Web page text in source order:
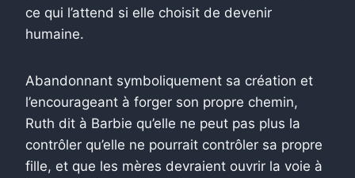
ce qui l’attend si elle choisit de devenir
humaine.
Abandonnant symboliquement sa création et
l’encourageant à forger son propre chemin,
Ruth dit à Barbie qu’elle ne peut pas plus la
contrôler qu’elle ne pourrait contrôler sa propre
fille, et que les mères devraient ouvrir la voie à